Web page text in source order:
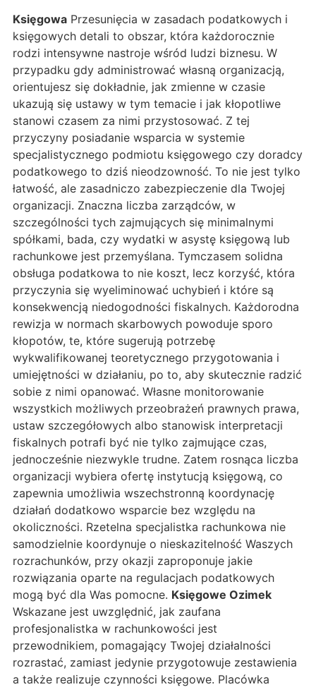
Księgowa Przesunięcia w zasadach podatkowych i
księgowych detali to obszar, która każdorocznie
rodzi intensywne nastroje wśród ludzi biznesu. W
przypadku gdy administrować własną organizacją,
orientujesz się dokładnie, jak zmienne w czasie
ukazują się ustawy w tym temacie i jak kłopotliwe
stanowi czasem za nimi przystosować. Z tej
przyczyny posiadanie wsparcia w systemie
specjalistycznego podmiotu księgowego czy doradcy
podatkowego to dziś nieodzowność. To nie jest tylko
łatwość, ale zasadniczo zabezpieczenie dla Twojej
organizacji. Znaczna liczba zarządców, w
szczególności tych zajmujących się minimalnymi
spółkami, bada, czy wydatki w asystę księgową lub
rachunkowe jest przemyślana. Tymczasem solidna
obsługa podatkowa to nie koszt, lecz korzyść, która
przyczynia się wyeliminować uchybień i które są
konsekwencją niedogodności fiskalnych. Każdorodna
rewizja w normach skarbowych powoduje sporo
kłopotów, te, które sugerują potrzebę
wykwalifikowanej teoretycznego przygotowania i
umiejętności w działaniu, po to, aby skutecznie radzić
sobie z nimi opanować. Własne monitorowanie
wszystkich możliwych przeobrażeń prawnych prawa,
ustaw szczegółowych albo stanowisk interpretacji
fiskalnych potrafi być nie tylko zajmujące czas,
jednocześnie niezwykle trudne. Zatem rosnąca liczba
organizacji wybiera ofertę instytucją księgową, co
zapewnia umożliwia wszechstronną koordynację
działań dodatkowo wsparcie bez względu na
okoliczności. Rzetelna specjalistka rachunkowa nie
samodzielnie koordynuje o nieskazitelność Waszych
rozrachunków, przy okazji zaproponuje jakie
rozwiązania oparte na regulacjach podatkowych
mogą być dla Was pomocne. Księgowe Ozimek
Wskazane jest uwzględnić, jak zaufana
profesjonalistka w rachunkowości jest
przewodnikiem, pomagający Twojej działalności
rozrastać, zamiast jedynie przygotowuje zestawienia
a także realizuje czynności księgowe. Placówka